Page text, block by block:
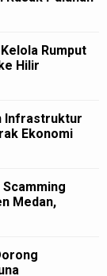
Rumput
Hilir
Infrastruktur
Ekonomi
Medan,